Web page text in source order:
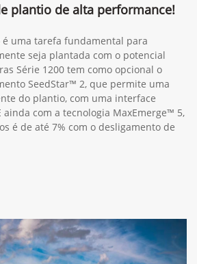
plantio de alta performance!
uma tarefa fundamental para
seja plantada com o potencial
Série 1200 tem como opcional o
SeedStar™ 2, que permite uma
do plantio, com uma interface
com a tecnologia MaxEmerge™ 5,
é de até 7% com o desligamento de